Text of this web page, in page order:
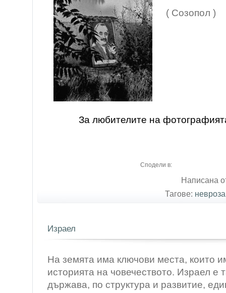
( Созопол )
За любителите на
Сподели в:
Написана
Тагове: невроза
Израел
На земята има ключови места, които
историята на човечеството. Израел е
държава, по структура и развитие,